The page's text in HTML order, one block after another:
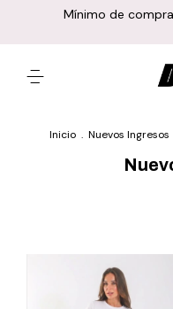
Mínimo de
Inicio . Nuevos Ingresos